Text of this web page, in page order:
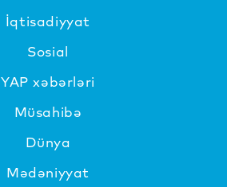
İqtisadiyyat
Sosial
YAP xəbərləri
Müsahibə
Dünya
Mədəniyyat